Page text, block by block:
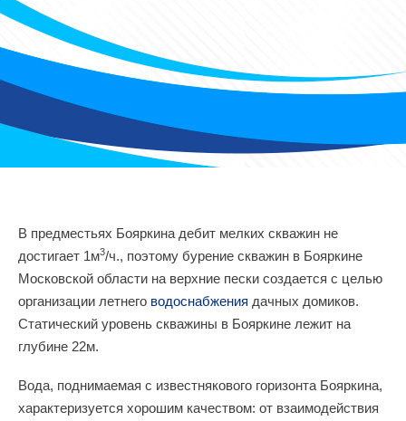
В предместьях Бояркина дебит мелких скважин не
достигает 1м3/ч., поэтому бурение скважин в Бояркине
Московской области на верхние пески создается с целью
организации летнего водоснабжения дачных домиков.
Статический уровень скважины в Бояркине лежит на
глубине 22м.
Вода, поднимаемая с известнякового горизонта Бояркина,
характеризуется хорошим качеством: от взаимодействия